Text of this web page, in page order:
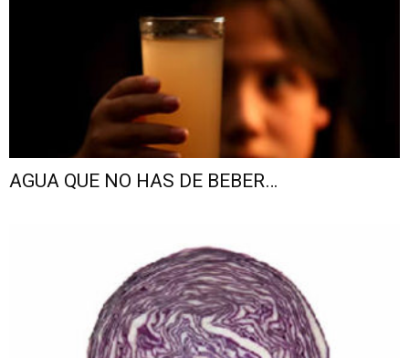
AGUA QUE NO HAS DE BEBER…